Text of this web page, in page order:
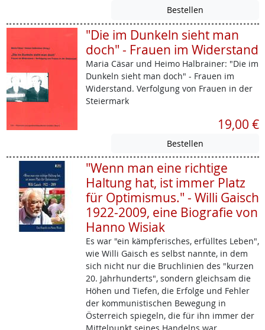
"Die im Dunkeln sieht man
doch" - Frauen im Widerstand
Maria Cäsar und Heimo Halbrainer: "Die im
Dunkeln sieht man doch" - Frauen im
Widerstand. Verfolgung von Frauen in der
Steiermark
19,00 €
"Wenn man eine richtige
Haltung hat, ist immer Platz
für Optimismus." - Willi Gaisch
1922-2009, eine Biografie von
Hanno Wisiak
Es war "ein kämpferisches, erfülltes Leben",
wie Willi Gaisch es selbst nannte, in dem
sich nicht nur die Bruchlinien des "kurzen
20. Jahrhunderts", sondern gleichsam die
Höhen und Tiefen, die Erfolge und Fehler
der kommunistischen Bewegung in
Österreich spiegeln, die für ihn immer der